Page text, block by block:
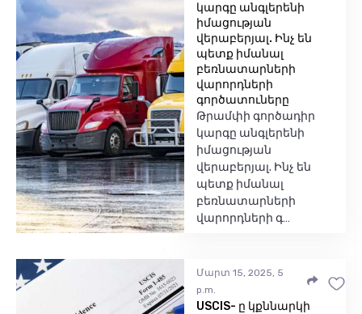
կարգը անգլերենի
իմացության
վերաբերյալ. Ինչ են
պետք իմանալ
բեռնատարների
վարորդների
գործատուները
Թրամփի գործադիր
կարգը անգլերենի
իմացության
վերաբերյալ. Ինչ են
պետք իմանալ
բեռնատարների
վարորդների գ…
Մարտ 15, 2025, 5
p.m.
USCIS- ը կքննարկի